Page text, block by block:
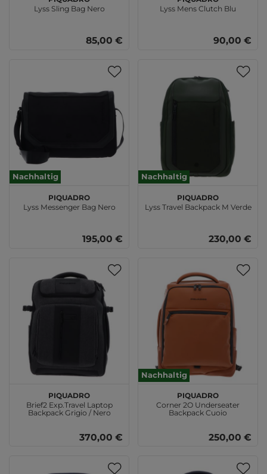
Lyss Sling Bag Nero
85,00 €
Lyss Mens Clutch Blu
90,00 €
Nachhaltig
PIQUADRO
Lyss Messenger Bag Nero
195,00 €
Nachhaltig
PIQUADRO
Lyss Travel Backpack M Verde
230,00 €
PIQUADRO
Brief2 Exp.Travel Laptop
Backpack Grigio / Nero
370,00 €
Nachhaltig
PIQUADRO
Corner 2O Underseater
Backpack Cuoio
250,00 €